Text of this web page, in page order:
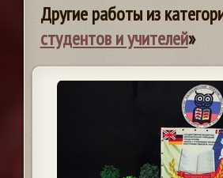
Другие работы из
студентов и учителей»